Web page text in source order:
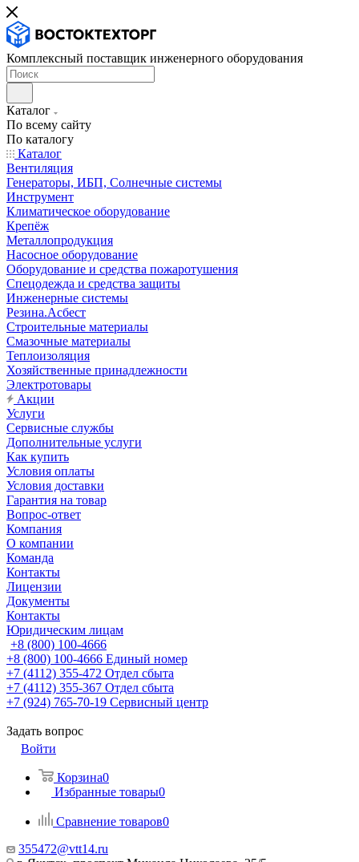
Комплексный поставщик инженерного оборудования
Каталог
По всему сайту
По каталогу
Каталог
Вентиляция
Генераторы, ИБП, Солнечные системы
Инструмент
Климатическое оборудование
Крепёж
Металлопродукция
Насосное оборудование
Оборудование и средства пожаротушения
Спецодежда и средства защиты
Инженерные системы
Резина.Асбест
Строительные материалы
Смазочные материалы
Теплоизоляция
Хозяйственные принадлежности
Электротовары
Акции
Услуги
Сервисные службы
Дополнительные услуги
Как купить
Условия оплаты
Условия доставки
Гарантия на товар
Вопрос-ответ
Компания
О компании
Команда
Контакты
Лицензии
Документы
Контакты
Юридическим лицам
+8 (800) 100-4666
+8 (800) 100-4666 Единый номер
+7 (4112) 355-472 Отдел сбыта
+7 (4112) 355-367 Отдел сбыта
+7 (924) 765-70-19 Сервисный центр
Задать вопрос
Войти
Корзина0
Избранные товары0
Сравнение товаров0
355472@vtt14.ru